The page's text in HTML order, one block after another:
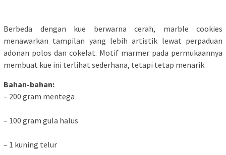
Berbeda dengan kue berwarna cerah, marble cookies
menawarkan tampilan yang lebih artistik lewat perpaduan
adonan polos dan cokelat. Motif marmer pada permukaannya
membuat kue ini terlihat sederhana, tetapi tetap menarik.
Bahan-bahan:
– 200 gram mentega
– 100 gram gula halus
– 1 kuning telur